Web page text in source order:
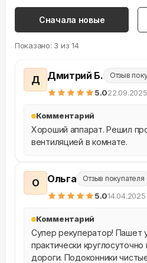
Сначала новые
Показано: 3 из14
Д Дмитрий Б. Отзыв
5.022.09.2025
Комментарий
Хороший аппарат. Решил
вентиляцией в комнате.
О Ольга Отзыв покупателя
5.014.04.2025
Комментарий
Супер рекуператор! Пашет
практически
дороги. Подоконники